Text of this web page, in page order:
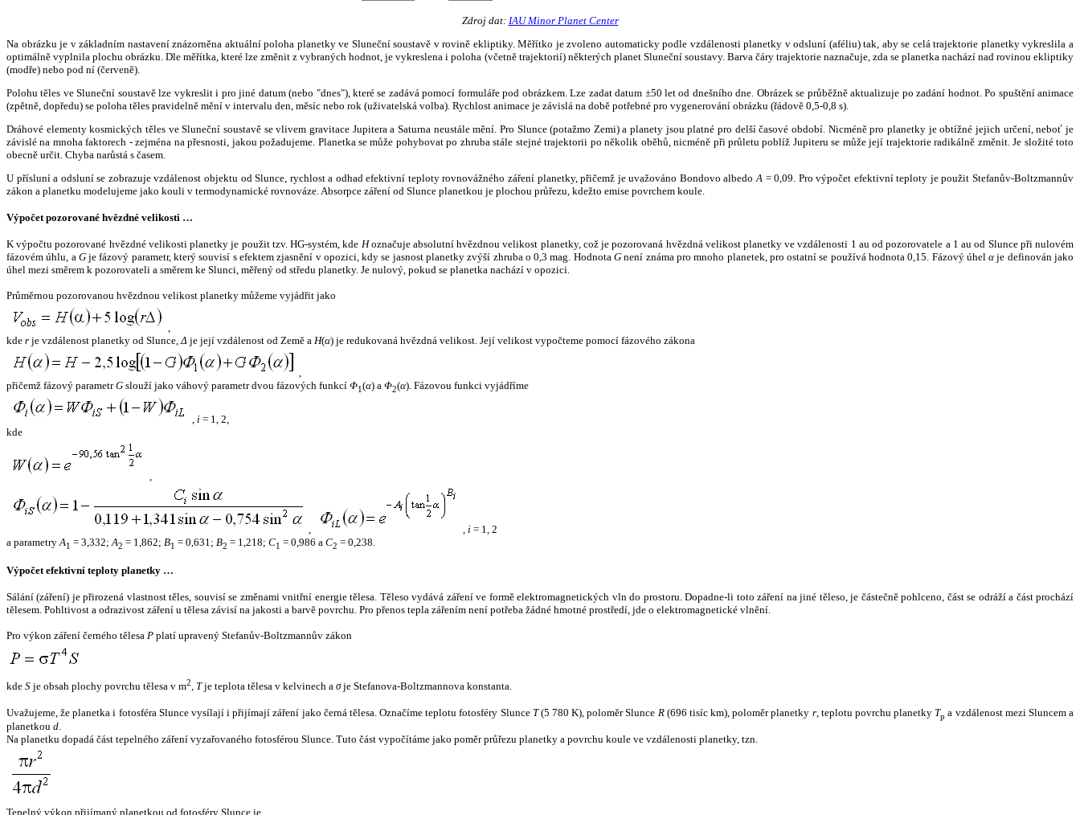
Zdroj dat: IAU Minor Planet Center
Na obrázku je v základním nastavení znázorněna aktuální poloha planetky ve Sluneční soustavě v rovině ekliptiky. Měřítko je zvoleno automaticky podle vzdálenosti planetky v odsluní (aféliu) tak, aby se celá trajektorie planetky vykreslila a
optimálně vyplnila plochu obrázku. Dle měřítka, které lze změnit z vybraných hodnot, je vykreslena i poloha (včetně trajektorií) některých planet Sluneční soustavy. Barva čáry trajektorie naznačuje, zda se planetka nachází nad rovinou ekliptiky
(modře) nebo pod ní (červeně).
Polohu těles ve Sluneční soustavě lze vykreslit i pro jiné datum (nebo "dnes"), které se zadává pomocí formuláře pod obrázkem. Lze zadat datum ±50 let od dnešního dne. Obrázek se průběžně aktualizuje po zadání hodnot. Po spuštění animace
(zpětně, dopředu) se poloha těles pravidelně mění v intervalu den, měsíc nebo rok (uživatelská volba). Rychlost animace je závislá na době potřebné pro vygenerování obrázku (řádově 0,5-0,8 s).
Dráhové elementy kosmických těles ve Sluneční soustavě se vlivem gravitace Jupitera a Saturna neustále mění. Pro Slunce (potažmo Zemi) a planety jsou platné pro delší časové období. Nicméně pro planetky je obtížné jejich určení, neboť je
závislé na mnoha faktorech - zejména na přesnosti, jakou požadujeme. Planetka se může pohybovat po zhruba stále stejné trajektorii po několik oběhů, nicméně při průletu poblíž Jupiteru se může její trajektorie radikálně změnit. Je složité toto
obecně určit. Chyba narůstá s časem.
U přísluní a odsluní se zobrazuje vzdálenost objektu od Slunce, rychlost a odhad efektivní teploty rovnovážného záření planetky, přičemž je uvažováno Bondovo albedo A = 0,09. Pro výpočet efektivní teploty je použit Stefanův-Boltzmannův
zákon a planetku modelujeme jako kouli v termodynamické rovnováze. Absorpce záření od Slunce planetkou je plochou průřezu, kdežto emise povrchem koule.
Výpočet pozorované hvězdné velikosti …
K výpočtu pozorované hvězdné velikosti planetky je použit tzv. HG-systém, kde Hoznačuje absolutní hvězdnou velikost planetky, což je pozorovaná hvězdná velikost planetky ve vzdálenosti 1 au od pozorovatele a 1 au od Slunce při nulovém
fázovém úhlu, a Gje fázový parametr, který souvisí s efektem zjasnění v opozici, kdy se jasnost planetky zvýší zhruba o 0,3 mag. HodnotaG není známa pro mnoho planetek, pro ostatní se používá hodnota 0,15. Fázový úhelα je definován jako
úhel mezi směrem k pozorovateli a směrem ke Slunci, měřený od středu planetky. Je nulový, pokud se planetka nachází v opozici.
Průměrnou pozorovanou hvězdnou velikost planetky můžeme vyjádřit jako
,
kde r je vzdálenost planetky od Slunce,Δ je její vzdálenost od Země a H(α) je redukovaná hvězdná velikost. Její velikost vypočteme pomocí fázového zákona
,
přičemž fázový parametrG slouží jako váhový parametr dvou fázových funkcí Φ1(α) a Φ2(α). Fázovou funkci vyjádříme
, i = 1, 2,
kde
,
, , i = 1, 2
a parametryA1 = 3,332;A2 = 1,862; B1 = 0,631; B2 = 1,218; C1 = 0,986 a C2 = 0,238.
Výpočet efektivní teploty planetky …
Sálání (záření) je přirozená vlastnost těles, souvisí se změnami vnitřní energie tělesa. Těleso vydává záření ve formě elektromagnetických vln do prostoru. Dopadne-li toto záření na jiné těleso, je částečně pohlceno, část se odráží a část prochází
tělesem. Pohltivost a odrazivost záření u tělesa závisí na jakosti a barvě povrchu. Pro přenos tepla zářením není potřeba žádné hmotné prostředí, jde o elektromagnetické vlnění.
Pro výkon záření černého tělesa P platí upravený Stefanův-Boltzmannův zákon
kde S je obsah plochy povrchu tělesa v m2, Tje teplota tělesa v kelvinech a σje Stefanova-Boltzmannova konstanta.
Uvažujeme, že planetka i fotosféra Slunce vysílají i přijímají záření jako černá tělesa. Označíme teplotu fotosféry Slunce T(5 780 K), poloměr Slunce R(696 tisíc km), poloměr planetky r, teplotu povrchu planetky Tp a vzdálenost mezi Sluncem a
planetkou d.
Na planetku dopadá část tepelného záření vyzařovaného fotosférou Slunce. Tuto část vypočítáme jako poměr průřezu planetky a povrchu koule ve vzdálenosti planetky, tzn.
Tepelný výkon přijímaný planetkou od fotosféry Slunce je